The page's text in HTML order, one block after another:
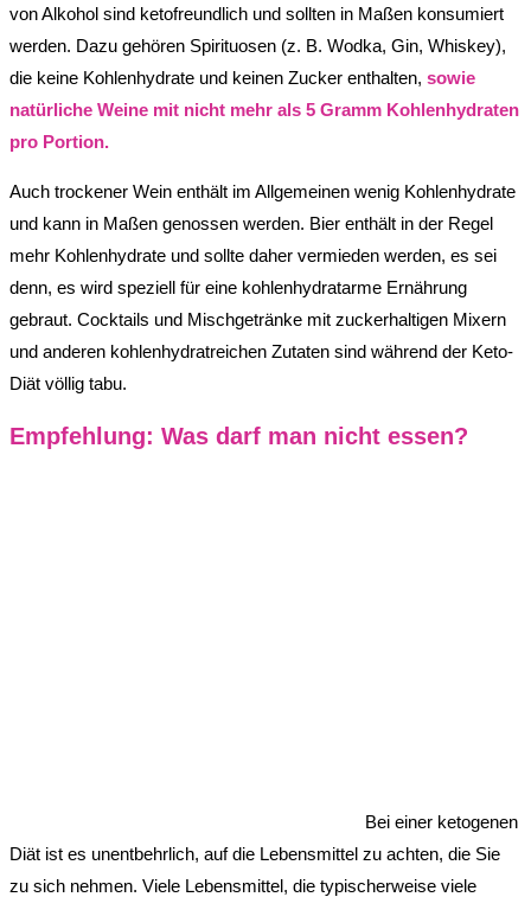
von Alkohol sind ketofreundlich und sollten in Maßen konsumiert
werden. Dazu gehören Spirituosen (z. B. Wodka, Gin, Whiskey),
die keine Kohlenhydrate und keinen Zucker enthalten, sowie
natürliche Weine mit nicht mehr als 5 Gramm Kohlenhydraten
pro Portion.
Auch trockener Wein enthält im Allgemeinen wenig Kohlenhydrate
und kann in Maßen genossen werden. Bier enthält in der Regel
mehr Kohlenhydrate und sollte daher vermieden werden, es sei
denn, es wird speziell für eine kohlenhydratarme Ernährung
gebraut. Cocktails und Mischgetränke mit zuckerhaltigen Mixern
und anderen kohlenhydratreichen Zutaten sind während der Keto-
Diät völlig tabu.
Empfehlung: Was darf man nicht essen?
Bei einer ketogenen
Diät ist es unentbehrlich, auf die Lebensmittel zu achten, die Sie
zu sich nehmen. Viele Lebensmittel, die typischerweise viele